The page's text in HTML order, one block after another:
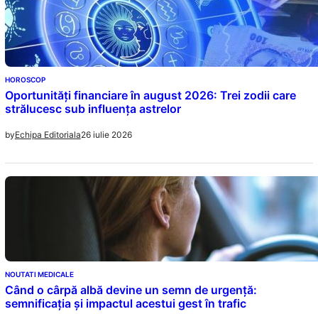
HOROSCOP
Oportunități financiare în august 2026: Trei zodii care
strălucesc sub influența astrelor
byEchipa Editoriala26 iulie 2026
NOUTATI MEDICALE
Când o cârpă albă devine un semn de urgență:
semnificația și impactul acestui gest în trafic